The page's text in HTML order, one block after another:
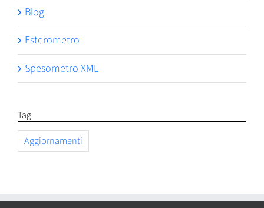
Blog
Esterometro
Spesometro XML
Tag
Aggiornamenti